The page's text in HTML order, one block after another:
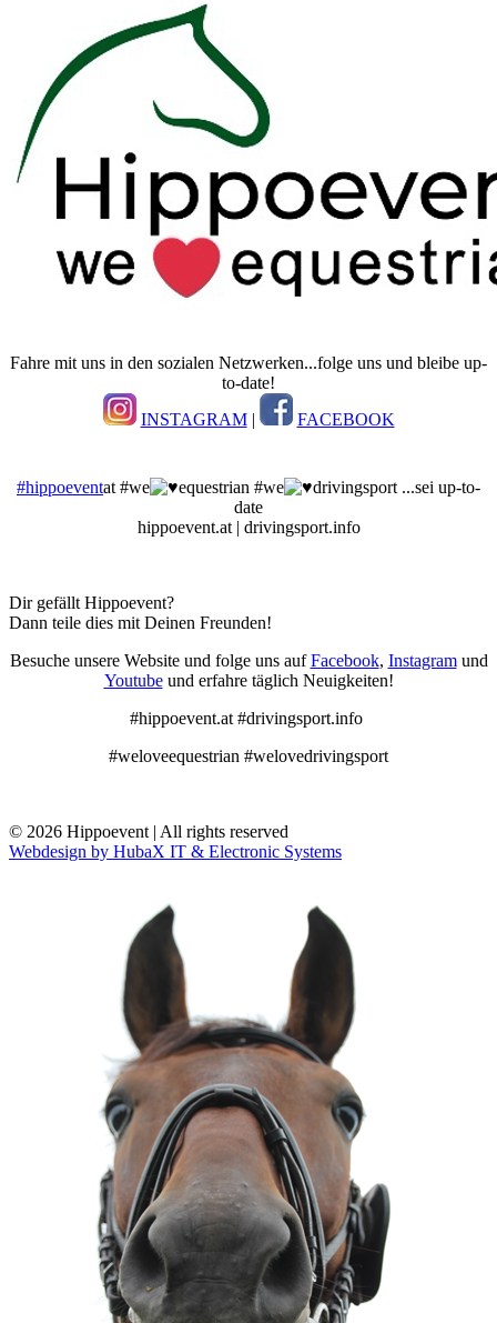
Fahre mit uns in den sozialen Netzwerken...folge uns und bleibe up-
to-date!
INSTAGRAM| FACEBOOK
#hippoeventat #we equestrian #we
drivingsport ...sei up-to-
date
hippoevent.at | drivingsport.info
Dir gefällt Hippoevent?
Dann teile dies mit Deinen Freunden!
Besuche unsere Website und folge uns aufFacebook, Instagramund
Youtubeund erfahre täglich Neuigkeiten!
#hippoevent.at #drivingsport.info
#weloveequestrian #welovedrivingsport
© 2026 Hippoevent | All rights reserved
Webdesign by HubaX IT & Electronic Systems